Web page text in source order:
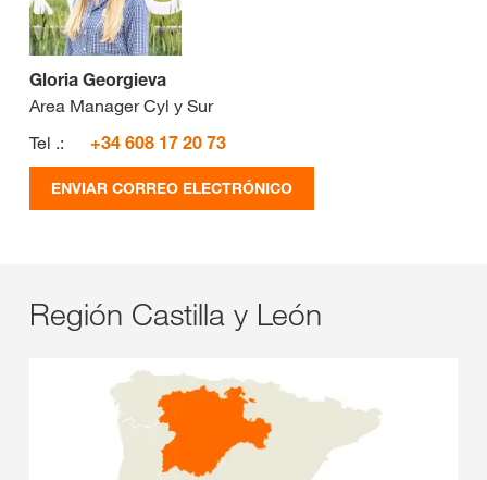
Gloria Georgieva
Area Manager Cyl y Sur
Tel .:
+34 608 17 20 73
ENVIAR CORREO ELECTRÓNICO
Región Castilla y León